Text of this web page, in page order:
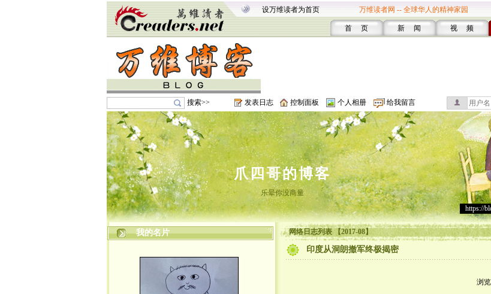
设万维读者为首页 万维读者网 -- 全球华人的精神家园
首 页 新 闻 视 频
搜索>> 发表日志 控制面板 个人相册 给我留言
爪四哥的博客
乐晕你没商量
https://
我的名片 网络日志列表 【2017-08】
印度从洞朗撤军终极揭密
浏